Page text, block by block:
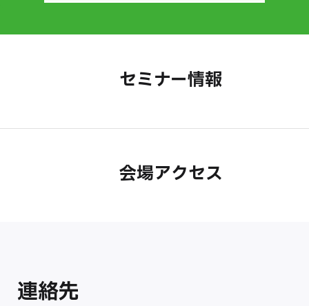
セミナー情報
会場アクセス
連絡先